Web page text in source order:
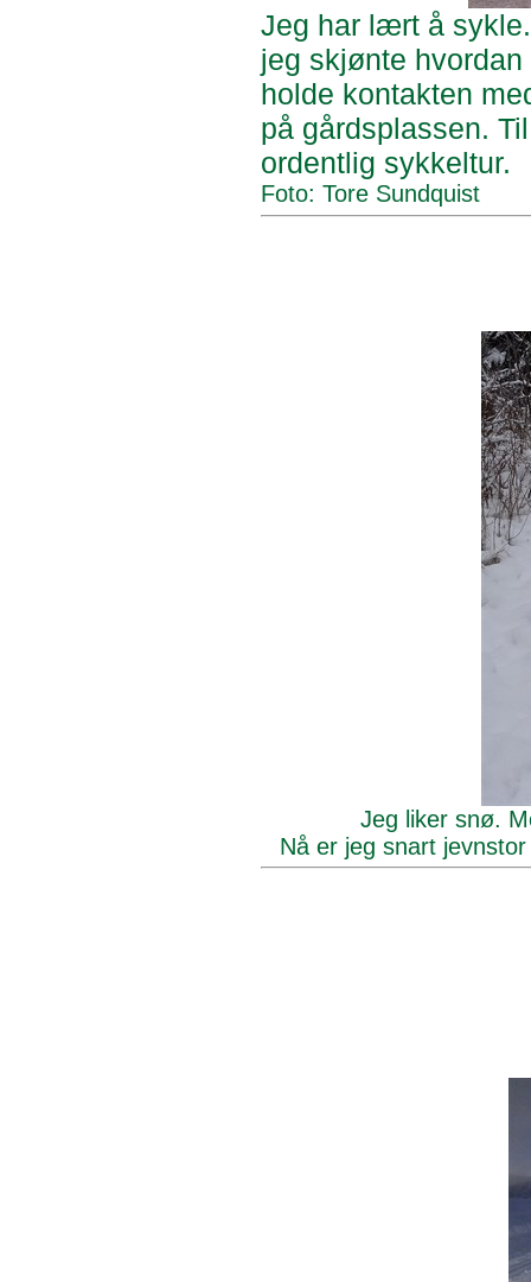
Jeg har lært å
jeg skjønte
holde kontakten
på gårdsplassen.
ordentlig sykkeltur.
Foto: Tore Sundquist
Jeg liker snø.
Nå er jeg snart